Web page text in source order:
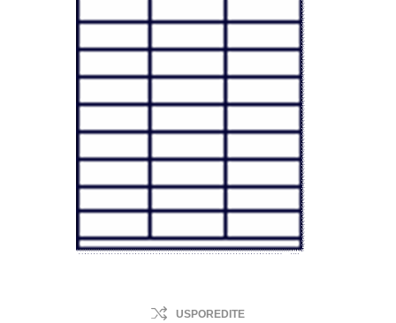
USPOREDITE